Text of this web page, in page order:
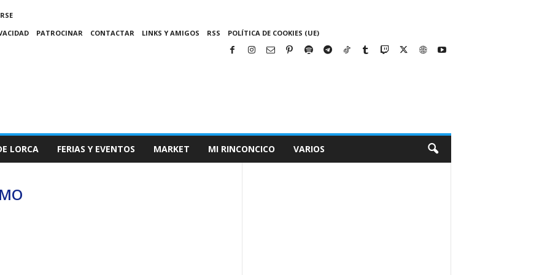
PATROCINAR CONTACTAR LINKS Y AMIGOS RSS POLÍTICA DE COOKIES (UE)
LORCA FERIAS Y EVENTOS MARKET MI RINCONCICO VARIOS